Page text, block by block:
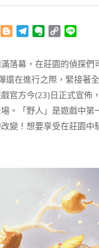
Plurk BloggerTelegramEvernote
Copy
落幕，在莊園的偵探們
還在進行之際，緊接著
官方今(23)日正式宣佈
。「野人」是遊戲中
變！想要享受在莊園